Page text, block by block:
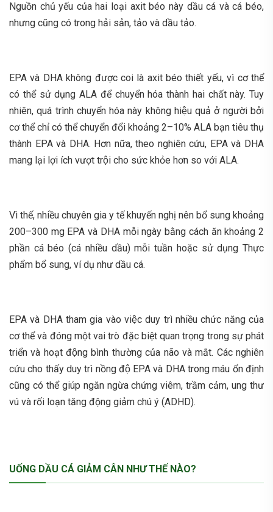
Nguồn chủ yếu của hai loại axit béo này dầu cá và cá béo,
nhưng cũng có trong hải sản, tảo và dầu tảo.
EPA và DHA không được coi là axit béo thiết yếu, vì cơ thể
có thể sử dụng ALA để chuyển hóa thành hai chất này. Tuy
nhiên, quá trình chuyển hóa này không hiệu quả ở người bởi
cơ thể chỉ có thể chuyển đổi khoảng 2–10% ALA bạn tiêu thụ
thành EPA và DHA. Hơn nữa, theo nghiên cứu, EPA và DHA
mang lại lợi ích vượt trội cho sức khỏe hơn so với ALA.
Vì thế, nhiều chuyên gia y tế khuyến nghị nên bổ sung khoảng
200–300 mg EPA và DHA mỗi ngày bằng cách ăn khoảng 2
phần cá béo (cá nhiều dầu) mỗi tuần hoặc sử dụng Thực
phẩm bổ sung, ví dụ như dầu cá.
EPA và DHA tham gia vào việc duy trì nhiều chức năng của
cơ thể và đóng một vai trò đặc biệt quan trọng trong sự phát
triển và hoạt động bình thường của não và mắt. Các nghiên
cứu cho thấy duy trì nồng độ EPA và DHA trong máu ổn định
cũng có thể giúp ngăn ngừa chứng viêm, trầm cảm, ung thư
vú và rối loạn tăng động giảm chú ý (ADHD).
UỐNG DẦU CÁ GIẢM CÂN NHƯ THẾ NÀO?